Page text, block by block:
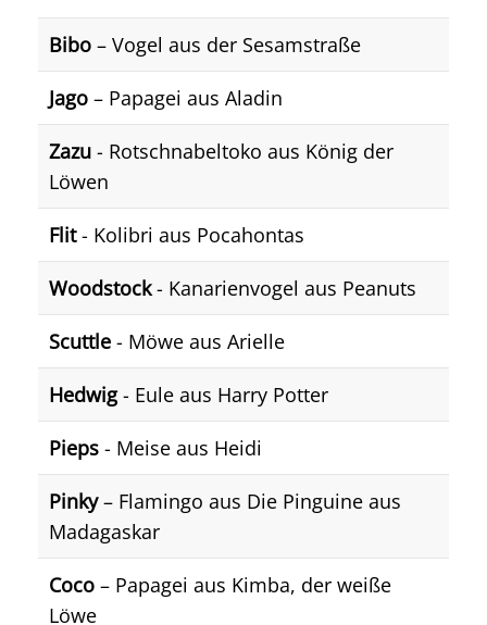
Bibo – Vogel aus der Sesamstraße
Jago – Papagei aus Aladin
Zazu - Rotschnabeltoko aus König der
Löwen
Flit- Kolibri aus Pocahontas
Woodstock- Kanarienvogel aus Peanuts
Scuttle - Möwe aus Arielle
Hedwig- Eule aus Harry Potter
Pieps - Meise aus Heidi
Pinky– Flamingo aus Die Pinguine aus
Madagaskar
Coco – Papagei aus Kimba, der weiße
Löwe